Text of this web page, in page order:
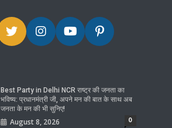
Best Party in Delhi NCR राष्ट्र की जनता का
भविष्य: प्रधानमंत्री जी, अपने मन की बात के साथ अब
जनता के मन की भी सुनिए!
August 8, 2026 0